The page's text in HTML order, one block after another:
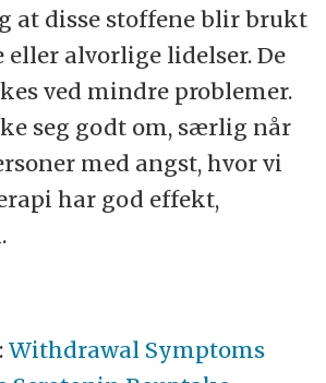
at disse stoffene blir brukt
eller alvorlige lidelser. De
ved mindre problemer.
seg godt om, særlig når
med angst, hvor vi
har god effekt,
Withdrawal Symptoms